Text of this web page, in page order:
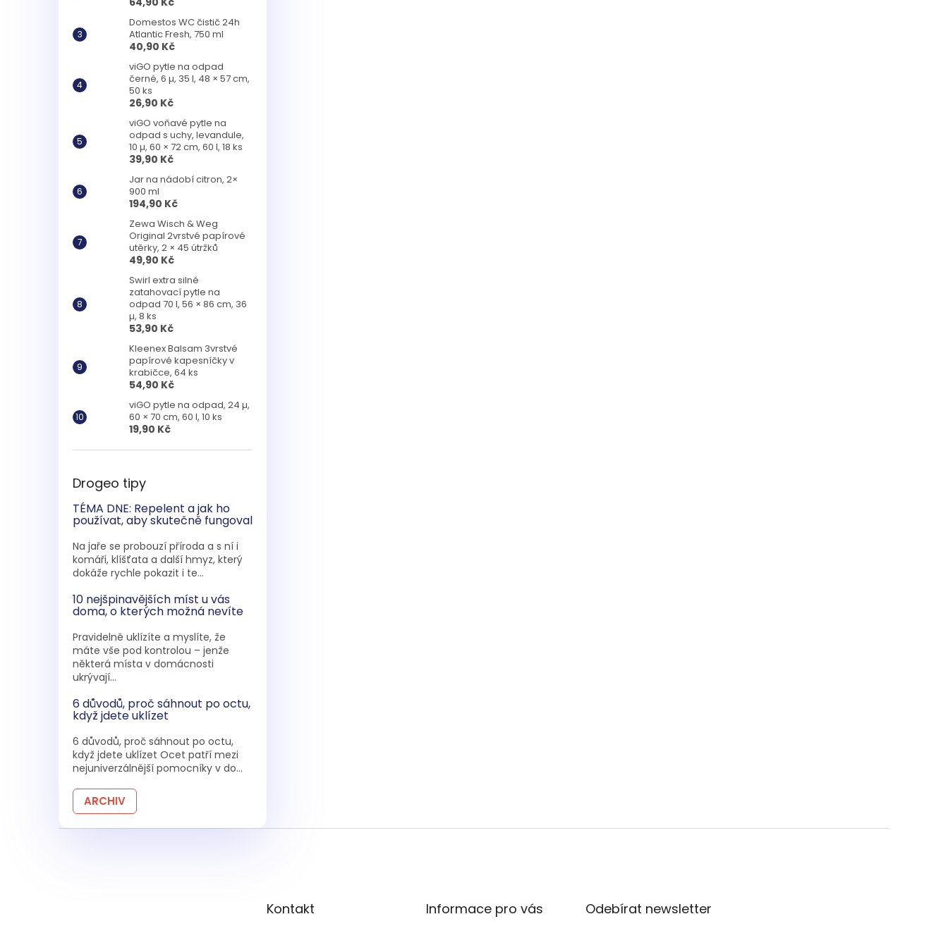
Domestos WC čistič 24h
Atlantic Fresh, 750 ml
40,90 Kč
viGO pytle na odpad
černé, 6 µ, 35 l, 48 × 57 cm,
50 ks
26,90 Kč
viGO voňavé pytle na
odpad s uchy, levandule,
10 µ, 60 × 72 cm, 60 l, 18 ks
39,90 Kč
Jar na nádobí citron, 2×
900 ml
194,90 Kč
Zewa Wisch & Weg
Original 2vrstvé papírové
utěrky, 2 × 45 útržků
49,90 Kč
Swirl extra silné
zatahovací pytle na
odpad 70 l, 56 × 86 cm, 36
µ, 8 ks
53,90 Kč
Kleenex Balsam 3vrstvé
papírové kapesníčky v
krabičce, 64 ks
54,90 Kč
viGO pytle na odpad, 24 µ,
60 × 70 cm, 60 l, 10 ks
19,90 Kč
Drogeo tipy
TÉMA DNE: Repelent a jak ho
používat, aby skutečně fungoval
Na jaře se probouzí příroda a s ní i
komáři, klíšťata a další hmyz, který
dokáže rychle pokazit i te...
10 nejšpinavějších míst u vás
doma, o kterých možná nevíte
Pravidelně uklízíte a myslíte, že
máte vše pod kontrolou – jenže
některá místa v domácnosti
ukrývají...
6 důvodů, proč sáhnout po octu,
když jdete uklízet
6 důvodů, proč sáhnout po octu,
když jdete uklízet Ocet patří mezi
nejuniverzálnější pomocníky v do...
ARCHIV
Kontakt Informace pro vás Odebírat newsletter